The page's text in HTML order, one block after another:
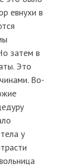
евнухи в
затем в
Это
Во-
у